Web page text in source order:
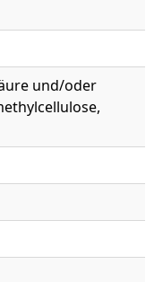
und/oder